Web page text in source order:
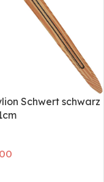
Schwert schwarz